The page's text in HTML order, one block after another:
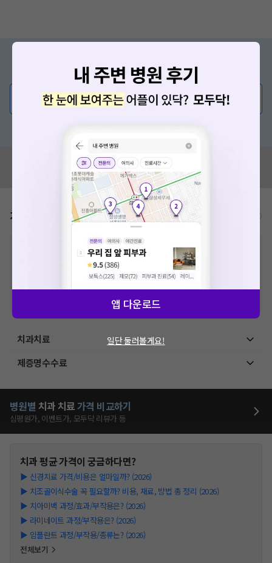
증상/치료, 궁금한 점이 있나요?
의사가 직접 답해드려요!
💬 무엇이든 물어보세요
혹시 잘못된 병원정보가 있나요?
모두닥 팀에 알려주세요!
가격표 비급여/급여 진료란?
추가비용 등으로 실제 가격과 상이할 수 있으니, 정확
한 가격은 해당 의료기관에 직접 문의해주세요.
건강보험심사평가원
에 고지되어 있는 급여 진료 기준 가
격입니다. (진료와 연관된 복합적인 비용이 추가되어, 병원마다 금액이 다르게
산정될 수 있는 점 참고 바랍니다.)
VAT 포함
치과치료
제증명수수료
병원별 치과 치료가격 비교하기
심평원가, 이벤트가, 모두닥 리뷰가 등
치과평균 가격이 궁금하다면?
▶ 신경치료 가격/비용은 얼마일까? (2026)
▶ 치조골이식수술 꼭 필요할까? 비용, 재료, 방법 총 정리 (2026)
▶ 치아미백 과정/효과/부작용은? (2026)
▶ 라미네이트 과정/부작용은? (2026)
▶ 임플란트 과정/부작용/종류는? (2026)
전체보기
앱 다운로드
일단 둘러볼게요!